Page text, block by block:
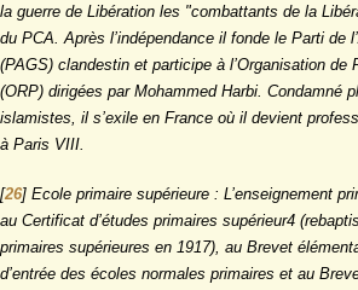
la guerre de Libération les "combattants de la
du PCA. Après l’indépendance il fonde le Parti de
(PAGS) clandestin et participe à l’Organisation de
(ORP) dirigées par Mohammed Harbi. Condamné
islamistes, il s’exile en France où il devient
à Paris VIII.
[26] Ecole primaire supérieure : L’enseignement
au Certificat d’études primaires supérieur4
primaires supérieures en 1917), au Brevet
d’entrée des écoles normales primaires et au